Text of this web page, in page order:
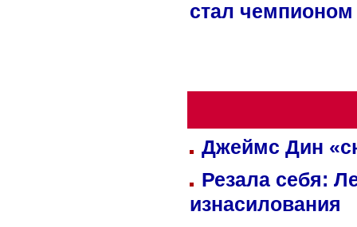
стал
Джеймс Дин
Резала себя:
изнасилования